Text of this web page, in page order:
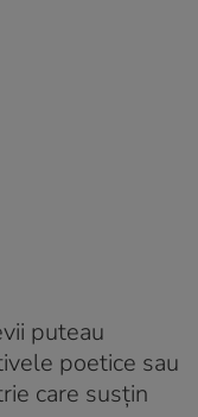
puteau
poetice sau
care susțin